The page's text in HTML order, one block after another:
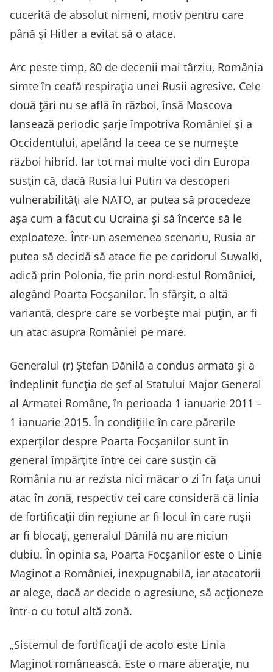
cucerită de absolut nimeni, motiv pentru care
până și Hitler a evitat să o atace.
Arc peste timp, 80 de decenii mai târziu, România
simte în ceafă respirația unei Rusii agresive. Cele
două țări nu se află în război, însă Moscova
lansează periodic șarje împotriva României și a
Occidentului, apelând la ceea ce se numește
război hibrid. Iar tot mai multe voci din Europa
susțin că, dacă Rusia lui Putin va descoperi
vulnerabilități ale NATO, ar putea să procedeze
așa cum a făcut cu Ucraina și să încerce să le
exploateze. Într-un asemenea scenariu, Rusia ar
putea să decidă să atace fie pe coridorul Suwalki,
adică prin Polonia, fie prin nord-estul României,
alegând Poarta Focșanilor. În sfârșit, o altă
variantă, despre care se vorbește mai puțin, ar fi
un atac asupra României pe mare.
Generalul (r) Ștefan Dănilă a condus armata și a
îndeplinit funcția de șef al Statului Major General
al Armatei Române, în perioada 1 ianuarie 2011 –
1 ianuarie 2015. În condițiile în care părerile
experților despre Poarta Focșanilor sunt în
general împărțite între cei care susțin că
România nu ar rezista nici măcar o zi în fața unui
atac în zonă, respectiv cei care consideră că linia
de fortificații din regiune ar fi locul în care rușii
ar fi blocați, generalul Dănilă nu are niciun
dubiu. În opinia sa, Poarta Focșanilor este o Linie
Maginot a României, inexpugnabilă, iar atacatorii
ar alege, dacă ar decide o agresiune, să acționeze
într-o cu totul altă zonă.
„Sistemul de fortificații de acolo este Linia
Maginot românească. Este o mare aberație, nu